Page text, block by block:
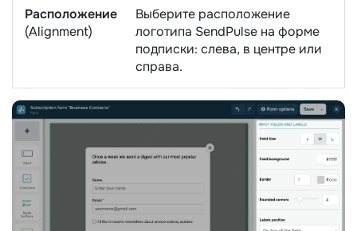
Расположение
(Alignment)
Выберите расположение
логотипа SendPulse на форме
подписки: слева, в центре или
справа.